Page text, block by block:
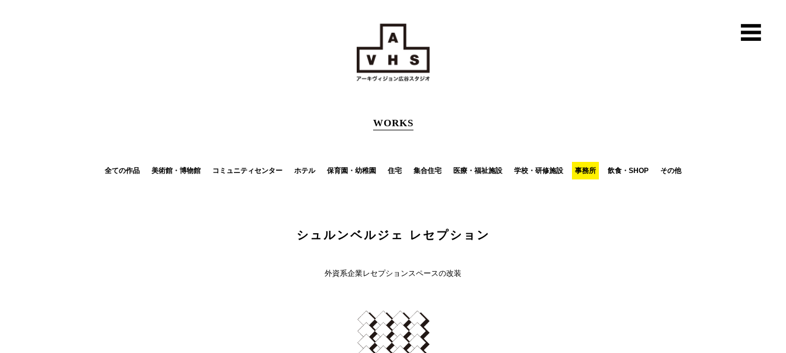
WORKS
全ての作品 美術館・博物館 コミュニティセンター ホテル 保育園・幼稚園 住宅 集合住宅 医療・福祉施設 学校・研修施設 事務所 飲食・SHOP その他
シュルンベルジェ レセプション
外資系企業レセプションスペースの改装